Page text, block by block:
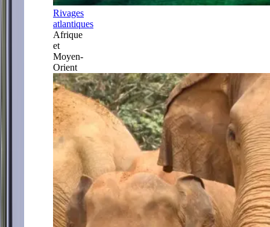
Rivages
atlantiques
Afrique
et
Moyen-
Orient